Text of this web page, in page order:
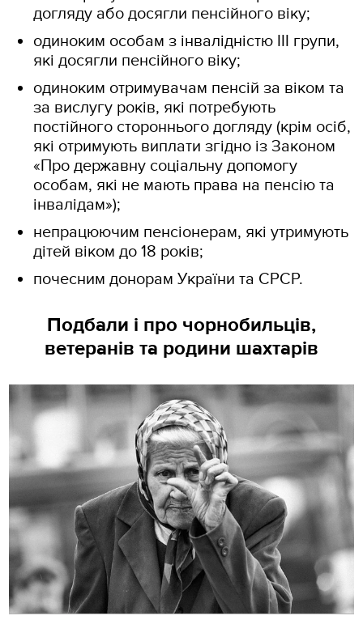
догляду або досягли пенсійного віку;
одиноким особам з інвалідністю III групи,
які досягли пенсійного віку;
одиноким отримувачам пенсій за віком та
за вислугу років, які потребують
постійного стороннього догляду (крім осіб,
які отримують виплати згідно із Законом
«Про державну соціальну допомогу
особам, які не мають права на пенсію та
інвалідам»);
непрацюючим пенсіонерам, які утримують
дітей віком до 18 років;
почесним донорам України та СРСР.
Подбали і про чорнобильців,
ветеранів та родини шахтарів